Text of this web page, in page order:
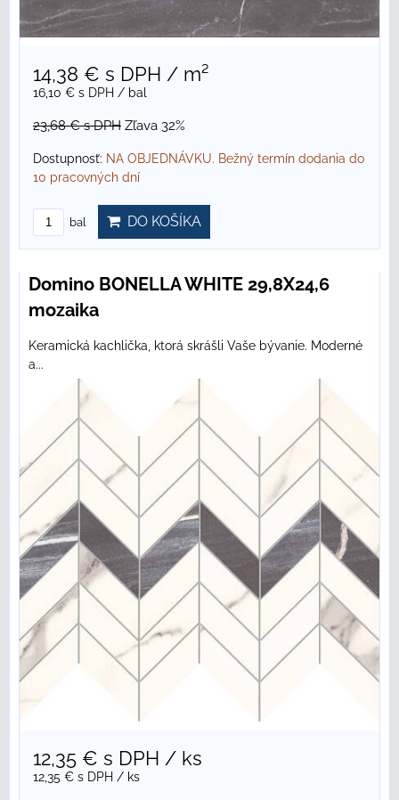
14,38 € s DPH / m²
16,10 € s DPH / bal
23,68 €s DPH Zľava 32%
Dostupnosť: NA OBJEDNÁVKU. Bežný termín dodania do
10 pracovných dní
bal DO KOŠÍKA
Domino BONELLA WHITE 29,8X24,6
mozaika
Keramická kachlička, ktorá skrášli Vaše bývanie. Moderné
a...
12,35 € s DPH / ks
12,35 € s DPH / ks